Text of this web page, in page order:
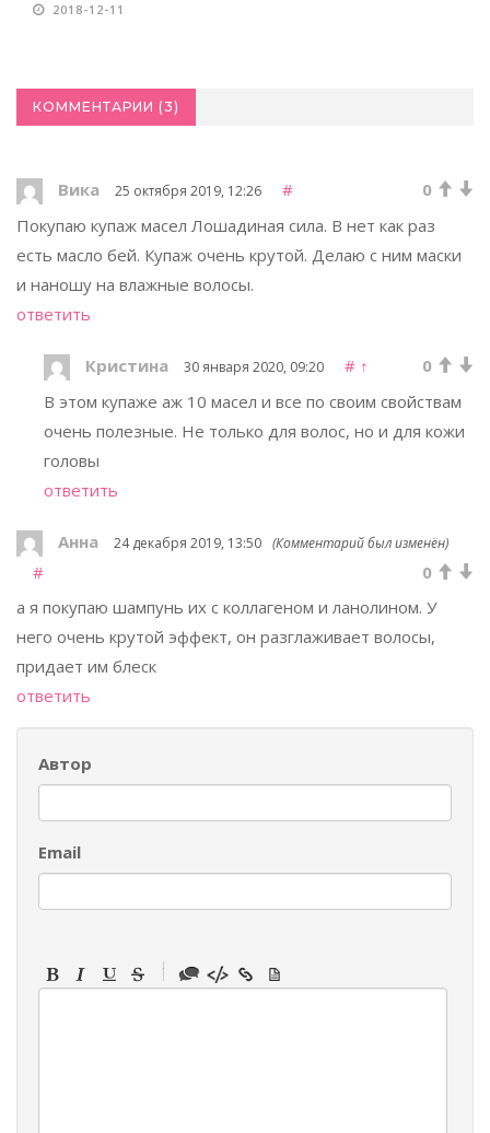
2018-12-11
КОММЕНТАРИИ (3)
Вика 25 октября 2019, 12:26 #
0
Покупаю купаж масел Лошадиная сила. В нет как раз
есть масло бей. Купаж очень крутой. Делаю с ним маски
и наношу на влажные волосы.
ответить
Кристина 30 января 2020, 09:20 # ↑
0
В этом купаже аж 10 масел и все по своим свойствам
очень полезные. Не только для волос, но и для кожи
головы
ответить
Анна 24 декабря 2019, 13:50 (Комментарий был изменён)
#
0
а я покупаю шампунь их с коллагеном и ланолином. У
него очень крутой эффект, он разглаживает волосы,
придает им блеск
ответить
Автор
Email
-
-